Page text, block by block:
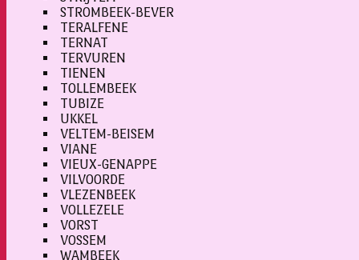
STROMBEEK-BEVER
TERALFENE
TERNAT
TERVUREN
TIENEN
TOLLEMBEEK
TUBIZE
UKKEL
VELTEM-BEISEM
VIANE
VIEUX-GENAPPE
VILVOORDE
VLEZENBEEK
VOLLEZELE
VORST
VOSSEM
WAMBEEK